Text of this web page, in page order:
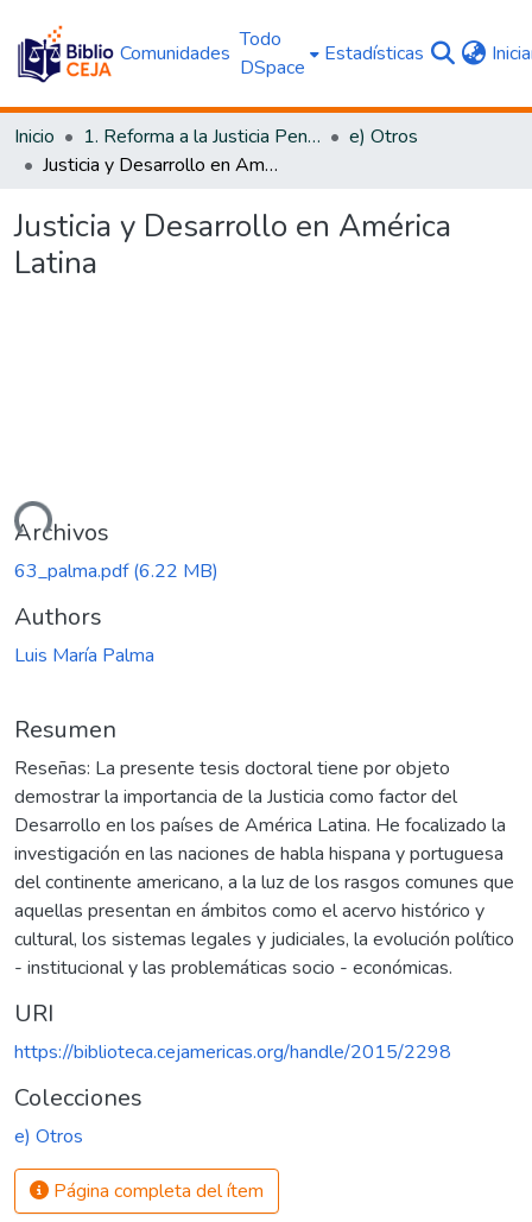
Comunidades
Todo
DSpace
Estadísticas
Inicio 1. Reforma a la Justicia Penal
e) Otros
Justicia y Desarrollo en América Latina
Justicia y Desarrollo en América
Latina
Archivos
63_palma.pdf(6.22 MB)
Authors
Luis María Palma
Resumen
Reseñas: La presente tesis doctoral tiene por objeto
demostrar la importancia de la Justicia como factor del
Desarrollo en los países de América Latina. He focalizado la
investigación en las naciones de habla hispana y portuguesa
del continente americano, a la luz de los rasgos comunes que
aquellas presentan en ámbitos como el acervo histórico y
cultural, los sistemas legales y judiciales, la evolución político
- institucional y las problemáticas socio - económicas.
URI
https://biblioteca.cejamericas.org/handle/2015/2298
Colecciones
e) Otros
Página completa del ítem